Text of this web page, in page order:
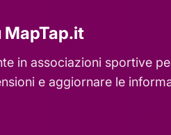
MapTap.it
in associazioni sportive
e aggiornare le